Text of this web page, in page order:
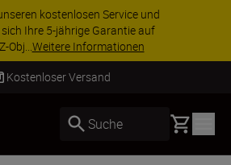
kostenlosen Service und
sich Ihre 5-jährige Garantie auf
Obj...Weitere Informationen
Kostenloser Versand
Suche Basket